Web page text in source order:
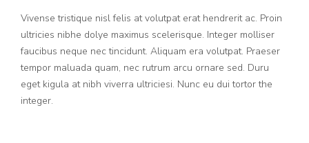
Vivense tristique nisl felis at volutpat erat hendrerit ac. Proin
ultricies nibhe dolye maximus scelerisque. Integer molliser
faucibus neque nec tincidunt. Aliquam era volutpat. Praeser
tempor maluada quam, nec rutrum arcu ornare sed. Duru
eget kigula at nibh viverra ultriciesi. Nunc eu dui tortor the
integer.